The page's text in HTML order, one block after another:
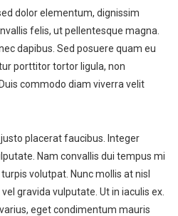
dolor elementum, dignissim
felis, ut pellentesque magna.
dapibus. Sed posuere quam eu
porttitor tortor ligula, non
commodo diam viverra velit
placerat faucibus. Integer
Nam convallis dui tempus mi
volutpat. Nunc mollis at nisl
gravida vulputate. Ut in iaculis ex.
eget condimentum mauris